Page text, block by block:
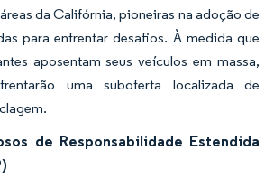
da Califórnia, pioneiras na adoção de
para enfrentar desafios. À medida que
aposentam seus veículos em massa,
uma suboferta localizada de
de Responsabilidade Estendida